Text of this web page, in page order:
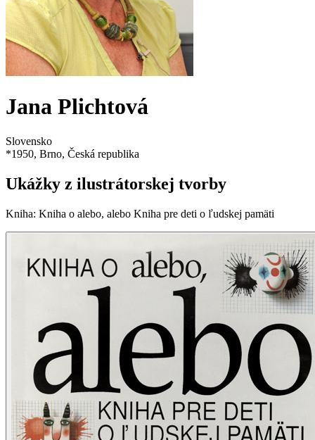
Jana Plichtová
Slovensko
*1950, Brno, Česká republika
Ukážky z ilustrátorskej tvorby
Kniha: Kniha o alebo, alebo Kniha pre deti o ľudskej pamäti